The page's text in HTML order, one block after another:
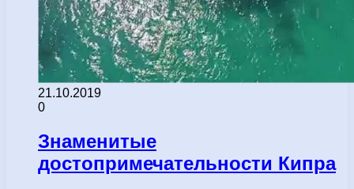
21.10.2019
0
Знаменитые
достопримечательности Кипра